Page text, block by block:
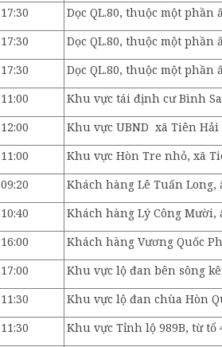
17:30
Dọc QL.80, thuộc một
17:30
Dọc QL.80, thuộc một phần
17:30
Dọc QL.80, thuộc một
11:00
Khu vực tái định cư Bình
12:00
Khu vực UBND xã Tiên Hải
11:00
Khu vực Hòn Tre nhỏ, xã
09:20
Khách hàng Lê Tuấn Long,
10:40
Khách hàng Lý Công Mười,
16:00
Khách hàng Vương Quốc
17:00
Khu vực lộ đan bên sông
11:30
Khu vực lộ đan chùa Hòn
11:30
Khu vực Tỉnh lộ 989B, từ tổ